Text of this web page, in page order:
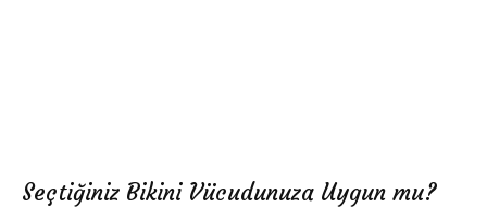
Seçtiğiniz Bikini Vücudunuza Uygun mu?